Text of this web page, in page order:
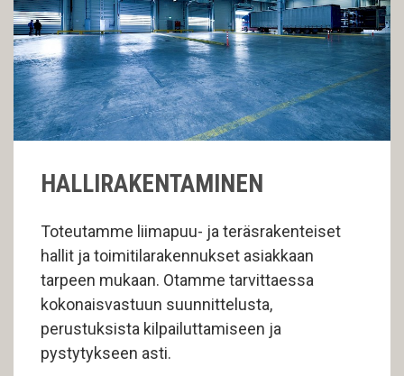
HALLIRAKENTAMINEN
Toteutamme liimapuu- ja teräsrakenteiset
hallit ja toimitilarakennukset asiakkaan
tarpeen mukaan. Otamme tarvittaessa
kokonaisvastuun suunnittelusta,
perustuksista kilpailuttamiseen ja
pystytykseen asti.